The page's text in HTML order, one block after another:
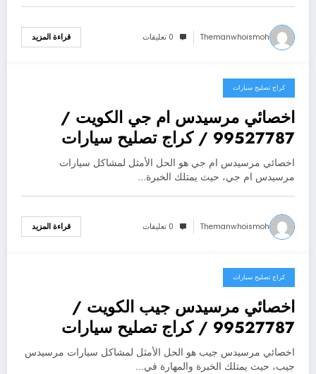
Themanwhoismoh 0 تعليقات قراءة المزيد
يوليو 25, 2026
كراج تصليح سيارات
اخصائي مرسيدس ام جي الكويت /
99527787 / كراج تصليح سيارات
مرسيدس ام جي
اخصائي مرسيدس ام جي هو الحل الأمثل لمشاكل سيارات
مرسيدس ام جي، حيث يمتلك الخبرة…
Themanwhoismoh 0 تعليقات قراءة المزيد
يوليو 25, 2026
كراج تصليح سيارات
اخصائي مرسيدس جيب الكويت /
99527787 / كراج تصليح سيارات
مرسيدس جيب
اخصائي مرسيدس جيب هو الحل الأمثل لمشاكل سيارات مرسيدس
جيب، حيث يمتلك الخبرة والمهارة في…